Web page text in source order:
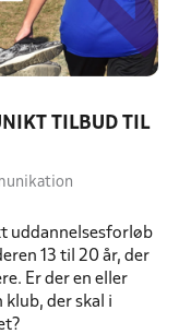
TILBUD TIL
uddannelsesforløb
13 til 20 år, der
Er der en eller
der skal i